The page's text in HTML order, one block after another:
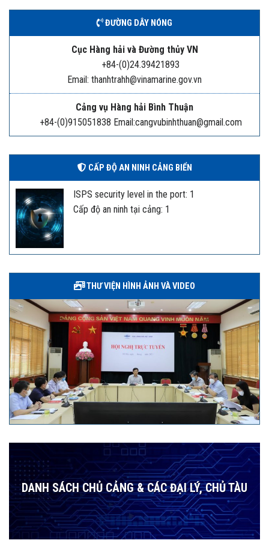
ĐƯỜNG DÂY NÓNG
Cục Hàng hải và Đường thủy VN
+84-(0)24.39421893
Email: thanhtrahh@vinamarine.gov.vn
Cảng vụ Hàng hải Bình Thuận
+84-(0)915051838 Email:cangvubinhthuan@gmail.com
CẤP ĐỘ AN NINH CẢNG BIỂN
ISPS security level in the port: 1
Cấp độ an ninh tại cảng: 1
THƯ VIỆN HÌNH ẢNH VÀ VIDEO
DANH SÁCH CHỦ CẢNG & CÁC ĐẠI LÝ, CHỦ TÀU